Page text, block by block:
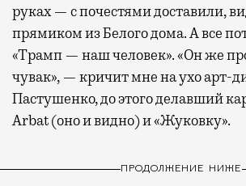
руках — с почестями доставили,
прямиком из Белого дома. А все
«Трамп — наш человек». «Он же
чувак», — кричит мне на ухо арт-
Пастушенко, до этого делавший
Arbat (оно и видно) и «Жуковку».
ПРОДОЛЖЕНИЕ НИЖЕ